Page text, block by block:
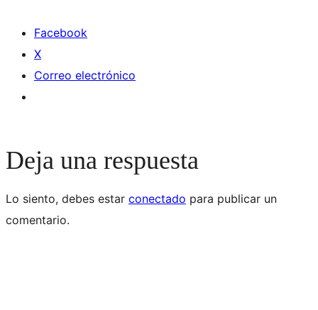
Facebook
X
Correo electrónico
Deja una respuesta
Lo siento, debes estar conectado para publicar un
comentario.